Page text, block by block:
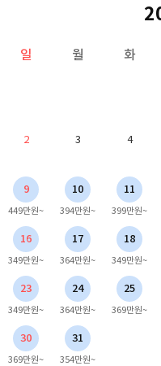
일 월 화
2 3 4
9
449만원~
10
394만원~
11
399만원~
16
349만원~
17
364만원~
18
349만원~
23
349만원~
24
364만원~
25
369만원~
30
369만원~
31
354만원~